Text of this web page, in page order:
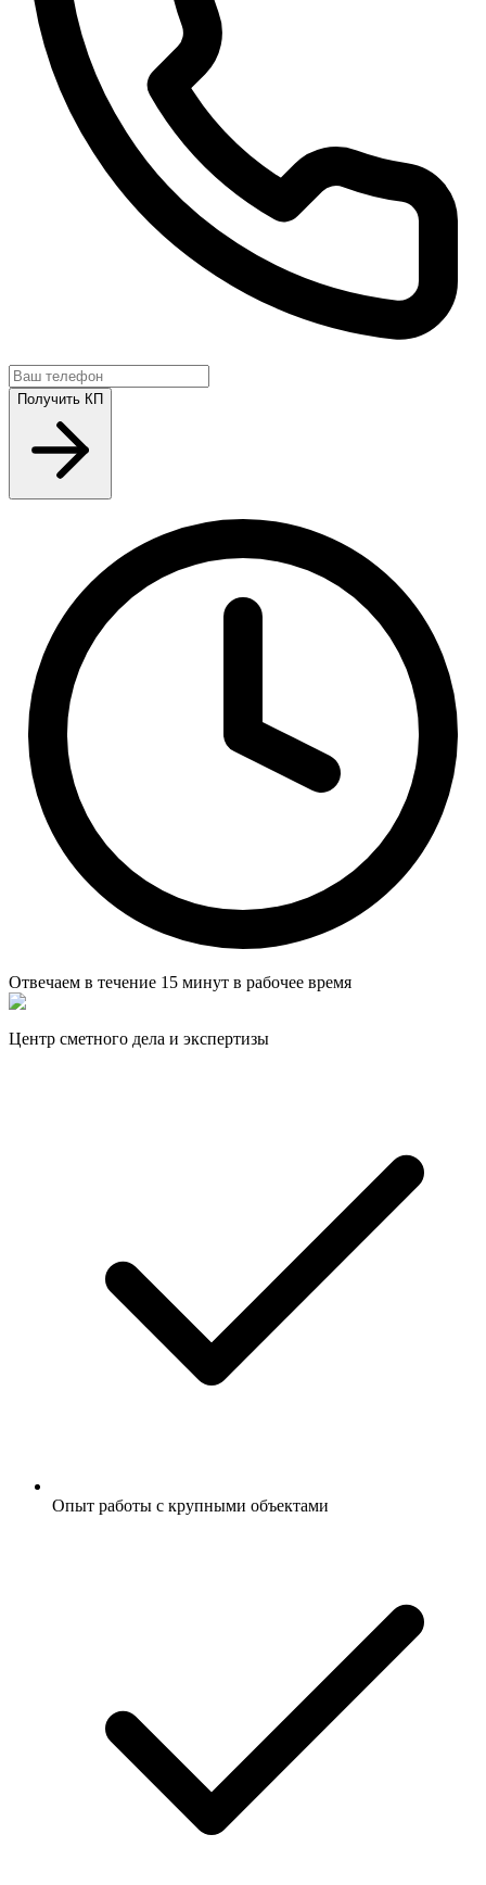
Получить КП
Отвечаем в течение 15 минут в рабочее время
Центр сметного дела и экспертизы
Опыт работы с крупными объектами